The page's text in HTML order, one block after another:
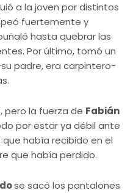
a la joven por distintos
fuertemente y
hasta quebrar las
Por último, tomó un
padre, era carpintero-
pero la fuerza de Fabián
por estar ya débil ante
había recibido en el
que había perdido.
se sacó los pantalones